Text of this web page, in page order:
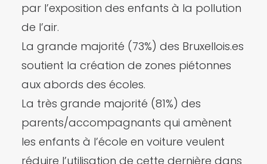
par l’exposition des enfants à la pollution
de l’air.
La grande majorité (73%) des Bruxellois.es
soutient la création de zones piétonnes
aux abords des écoles.
La très grande majorité (81%) des
parents/accompagnants qui amènent
les enfants à l’école en voiture veulent
réduire l’utilisation de cette dernière dans